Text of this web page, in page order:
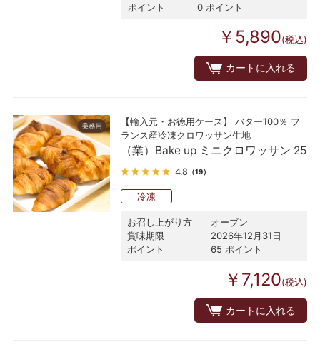
ポイント
0 ポイント
￥5,890(税込)
カートに入れる
【輸入元・お徳用ケース】 バター100％ フ
ランス産冷凍クロワッサン生地
（業）Bake up ミニクロワッサン 25
4.8 （19）
冷凍
お召し上がり方
オーブン
賞味期限
2026年12月31日
ポイント
65 ポイント
￥7,120(税込)
カートに入れる